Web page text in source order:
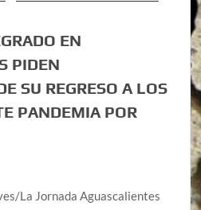
EN
PIDEN
SU REGRESO A LOS
PANDEMIA POR
La Jornada Aguascalientes